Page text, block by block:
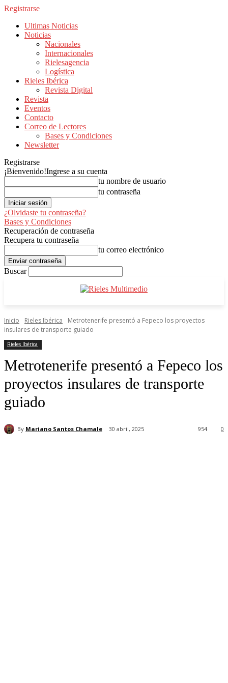
Registrarse
Ultimas Noticias
Noticias
Nacionales
Internacionales
Rielesagencia
Logística
Rieles Ibérica
Revista Digital
Revista
Eventos
Contacto
Correo de Lectores
Bases y Condiciones
Newsletter
Registrarse
¡Bienvenido!Ingrese a su cuenta
tu nombre de usuario
tu contraseña
¿Olvidaste tu contraseña?
Bases y Condiciones
Recuperación de contraseña
Recupera tu contraseña
tu correo electrónico
Buscar
Inicio Rieles Ibérica
Metrotenerife presentó a Fepeco los proyectos
insulares de transporte guiado
Rieles Ibérica
Metrotenerife presentó a Fepeco los
proyectos insulares de transporte
guiado
By Mariano Santos Chamale 30 abril, 2025 0
954